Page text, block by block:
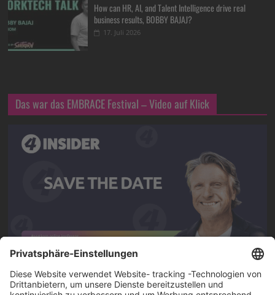
How can HR, AI, and Talent Intelligence drive real
business results, BOBBY BAJAJ?
17. Juli 2026
Das war das EMBRACE Festival – Video auf Klick